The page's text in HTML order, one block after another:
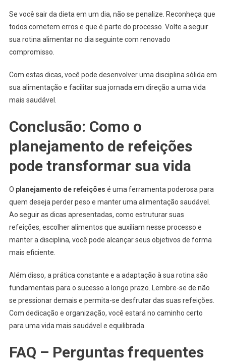
Se você sair da dieta em um dia, não se penalize. Reconheça que
todos cometem erros e que é parte do processo. Volte a seguir
sua rotina alimentar no dia seguinte com renovado
compromisso.
Com estas dicas, você pode desenvolver uma disciplina sólida em
sua alimentação e facilitar sua jornada em direção a uma vida
mais saudável.
Conclusão: Como o
planejamento de refeições
pode transformar sua vida
O planejamento de refeições é uma ferramenta poderosa para
quem deseja perder peso e manter uma alimentação saudável.
Ao seguir as dicas apresentadas, como estruturar suas
refeições, escolher alimentos que auxiliam nesse processo e
manter a disciplina, você pode alcançar seus objetivos de forma
mais eficiente.
Além disso, a prática constante e a adaptação à sua rotina são
fundamentais para o sucesso a longo prazo. Lembre-se de não
se pressionar demais e permita-se desfrutar das suas refeições.
Com dedicação e organização, você estará no caminho certo
para uma vida mais saudável e equilibrada.
FAQ – Perguntas frequentes